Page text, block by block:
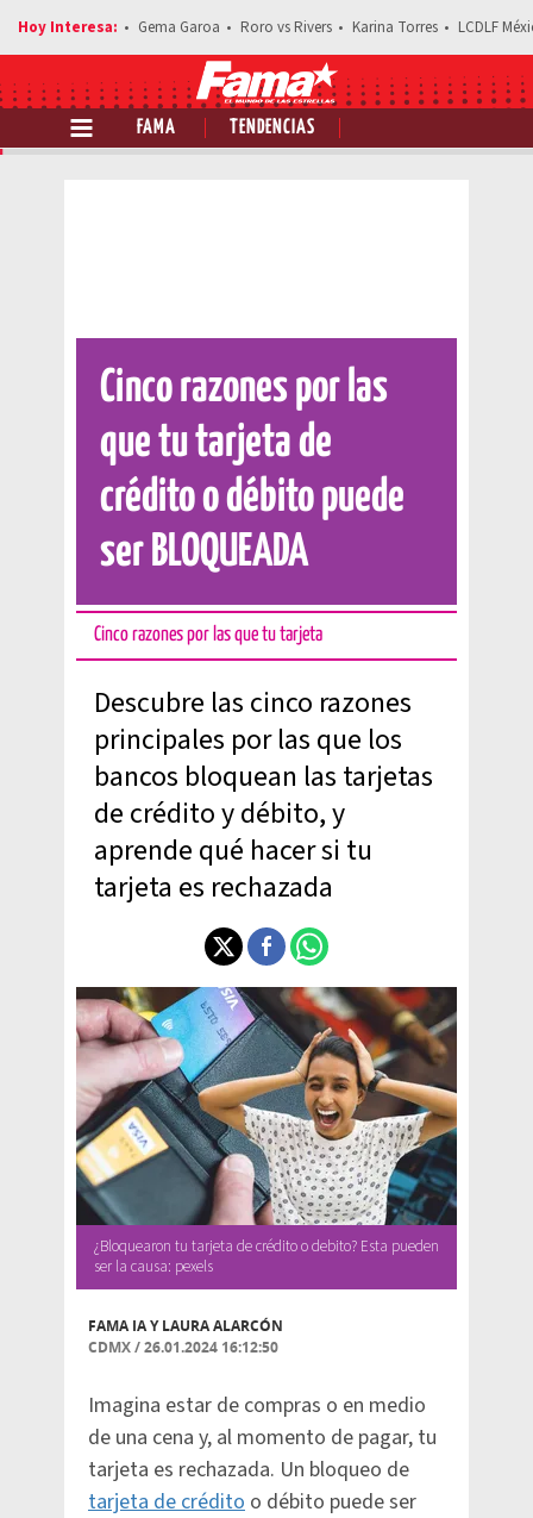
Gema Garoa Roro vs Rivers Karina Torres LCDLF
FAMA TENDENCIAS
Comparte esta noticia
Cinco razones por las
que tu tarjeta de
crédito o débito puede
ser BLOQUEADA
Cinco razones por las que tu tarjeta
Descubre las cinco razones
principales por las que los
bancos bloquean las tarjetas
de crédito y débito, y
aprende qué hacer si tu
tarjeta es rechazada
¿Bloquearon tu tarjeta de crédito o debito? Esta pueden
ser la causa: pexels
FAMA IA YLAURA ALARCÓN
CDMX/26.01.2024 16:12:50
Imagina estar de compras o en medio
de una cena y, al momento de pagar, tu
tarjeta es rechazada. Un bloqueo de
tarjeta de crédito o débito puede ser